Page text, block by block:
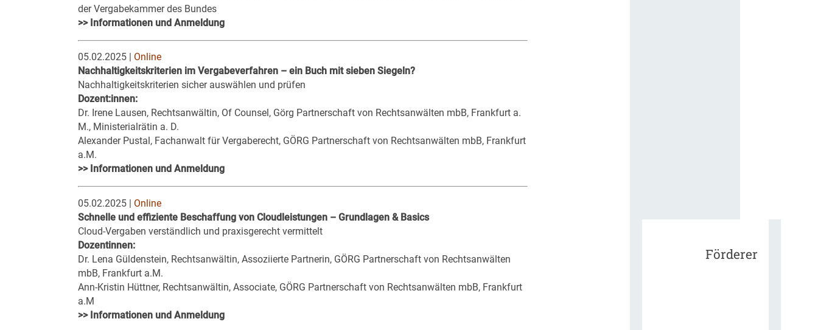
der Vergabekammer des Bundes
>> Informationen und Anmeldung
05.02.2025 | Online
Nachhaltigkeitskriterien im Vergabeverfahren – ein Buch mit sieben Siegeln?
Nachhaltigkeitskriterien sicher auswählen und prüfen
Dozent:innen:
Dr. Irene Lausen, Rechtsanwältin, Of Counsel, Görg Partnerschaft von Rechtsanwälten mbB, Frankfurt a.
M., Ministerialrätin a. D.
Alexander Pustal, Fachanwalt für Vergaberecht, GÖRG Partnerschaft von Rechtsanwälten mbB, Frankfurt
a.M.
>> Informationen und Anmeldung
05.02.2025 | Online
Schnelle und effiziente Beschaffung von Cloudleistungen – Grundlagen & Basics
Cloud-Vergaben verständlich und praxisgerecht vermittelt
Dozentinnen:
Dr. Lena Güldenstein, Rechtsanwältin, Assoziierte Partnerin, GÖRG Partnerschaft von Rechtsanwälten
mbB, Frankfurt a.M.
Ann-Kristin Hüttner, Rechtsanwältin, Associate, GÖRG Partnerschaft von Rechtsanwälten mbB, Frankfurt
a.M
>> Informationen und Anmeldung
Förderer